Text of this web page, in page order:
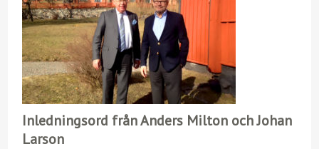
Inledningsord från Anders Milton och Johan
Larson